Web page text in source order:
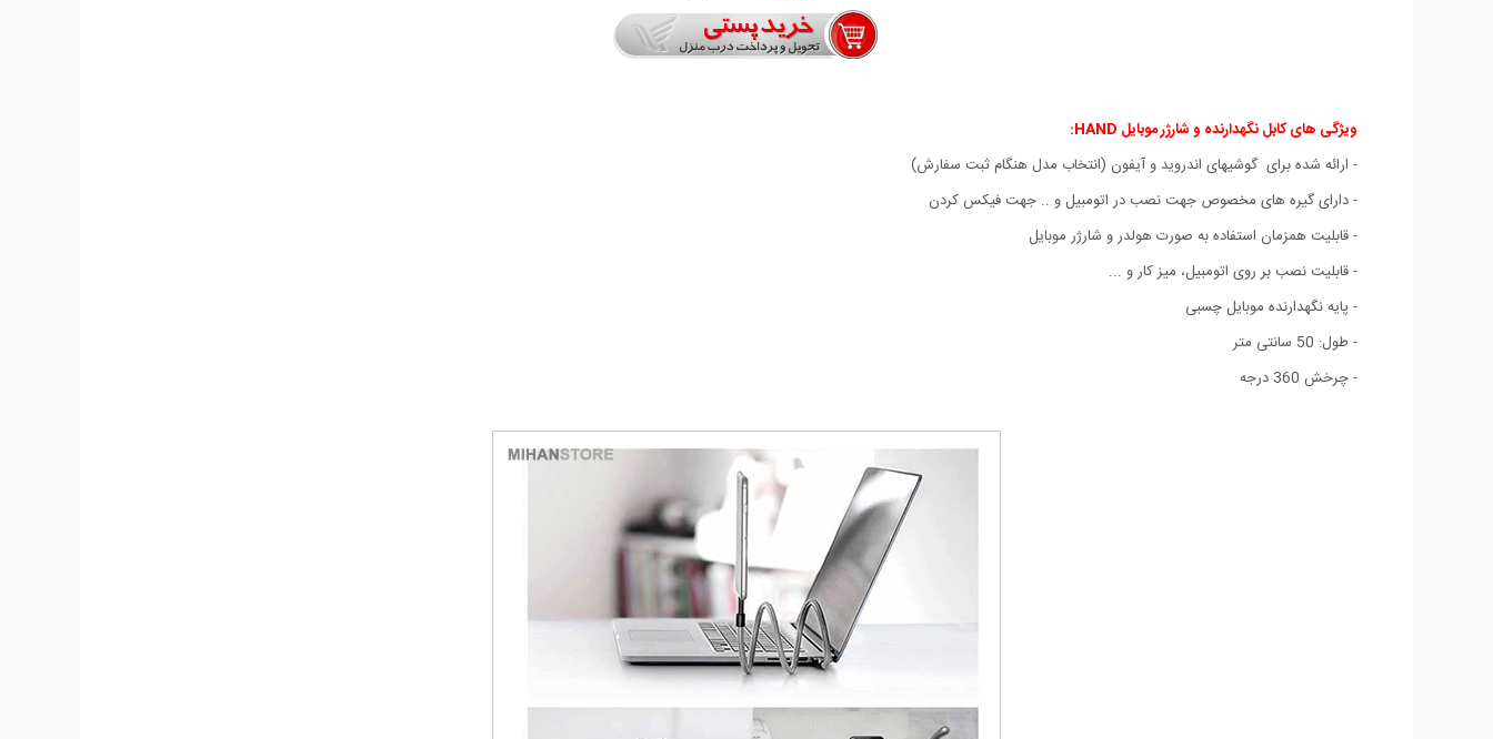
ویژگی هایکابل نگهدارنده و شارژر موبایل HAND:
- ارائه شده برای گوشیهای اندروید و آیفون (انتخاب مدل هنگام ثبت سفارش)
- دارای گیره های مخصوص جهت نصب در اتومبیل و .. جهت فیکس کردن
- قابلیت همزمان استفاده به صورت هولدر و شارژر موبایل
- قابلیت نصب بر روی اتومبیل، میز کار و ...
- پایه نگهدارنده موبایل چسبی
- طول: 50 سانتی متر
- چرخش 360 درجه